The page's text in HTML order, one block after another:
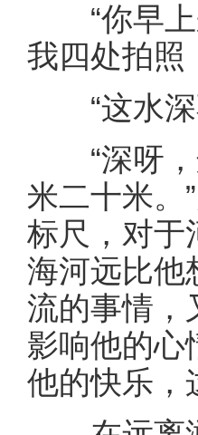
“你早上
我四处拍照
“这水深
“深呀，
米二十米。
标尺，对于
海河远比他
流的事情，
影响他的心
他的快乐，